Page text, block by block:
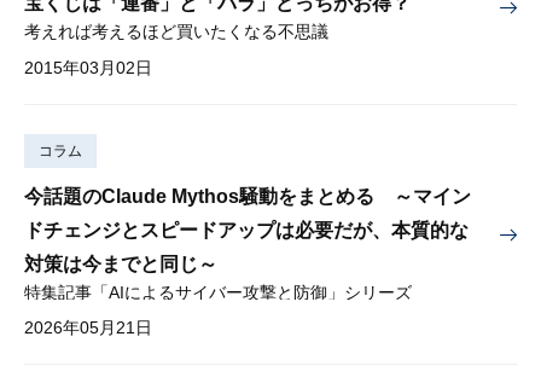
考えれば考えるほど買いたくなる不思議
2015年03月02日
コラム
今話題のClaude Mythos騒動をまとめる ～マイン
ドチェンジとスピードアップは必要だが、本質的な
対策は今までと同じ～
特集記事「AIによるサイバー攻撃と防御」シリーズ
2026年05月21日